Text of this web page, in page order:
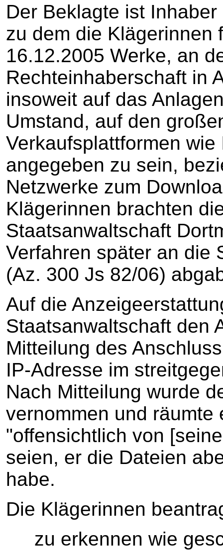
Der Beklagte ist
zu dem die Klägerinnen
16.12.2005 Werke, an
Rechteinhaberschaft in
insoweit auf das
Umstand, auf den
Verkaufsplattformen
angegeben zu sein,
Netzwerke zum
Klägerinnen brachten
Staatsanwaltschaft
Verfahren später an die
(Az. 300 Js 82/06)
Auf die
Staatsanwaltschaft den
Mitteilung des
IP-Adresse im
Nach Mitteilung wurde
vernommen und
"offensichtlich von
seien, er die Dateien
habe.
Die Klägerinnen
zu erkennen wie